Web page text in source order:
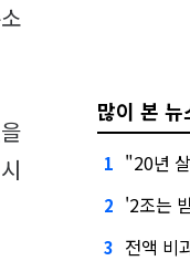
많이 본 뉴
1 "20년
2 '2조는 받
3 전액 비